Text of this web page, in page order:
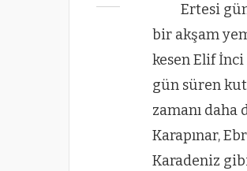
Ertesi
bir akşam
kesen Elif
gün süren
zamanı daha
Karapınar,
Karadeniz